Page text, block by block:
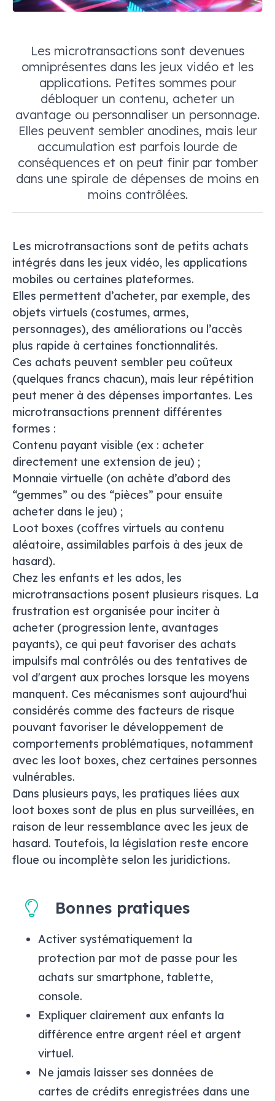
Les microtransactions sont devenues
omniprésentes dans les jeux vidéo et les
applications. Petites sommes pour
débloquer un contenu, acheter un
avantage ou personnaliser un personnage.
Elles peuvent sembler anodines, mais leur
accumulation est parfois lourde de
conséquences et on peut finir par tomber
dans une spirale de dépenses de moins en
moins contrôlées.
Les microtransactions sont de petits achats
intégrés dans les jeux vidéo, les applications
mobiles ou certaines plateformes.
Elles permettent d’acheter, par exemple, des
objets virtuels (costumes, armes,
personnages), des améliorations ou l’accès
plus rapide à certaines fonctionnalités.
Ces achats peuvent sembler peu coûteux
(quelques francs chacun), mais leur répétition
peut mener à des dépenses importantes. Les
microtransactions prennent différentes
formes :
Contenu payant visible (ex : acheter
directement une extension de jeu) ;
Monnaie virtuelle (on achète d’abord des
“gemmes” ou des “pièces” pour ensuite
acheter dans le jeu) ;
Loot boxes (coffres virtuels au contenu
aléatoire, assimilables parfois à des jeux de
hasard).
Chez les enfants et les ados, les
microtransactions posent plusieurs risques. La
frustration est organisée pour inciter à
acheter (progression lente, avantages
payants), ce qui peut favoriser des achats
impulsifs mal contrôlés ou des tentatives de
vol d'argent aux proches lorsque les moyens
manquent. Ces mécanismes sont aujourd'hui
considérés comme des facteurs de risque
pouvant favoriser le développement de
comportements problématiques, notamment
avec les loot boxes, chez certaines personnes
vulnérables.
Dans plusieurs pays, les pratiques liées aux
loot boxes sont de plus en plus surveillées, en
raison de leur ressemblance avec les jeux de
hasard. Toutefois, la législation reste encore
floue ou incomplète selon les juridictions.
Bonnes pratiques
Activer systématiquement la
protection par mot de passe pour les
achats sur smartphone, tablette,
console.
Expliquer clairement aux enfants la
différence entre argent réel et argent
virtuel.
Ne jamais laisser ses données de
cartes de crédits enregistrées dans une